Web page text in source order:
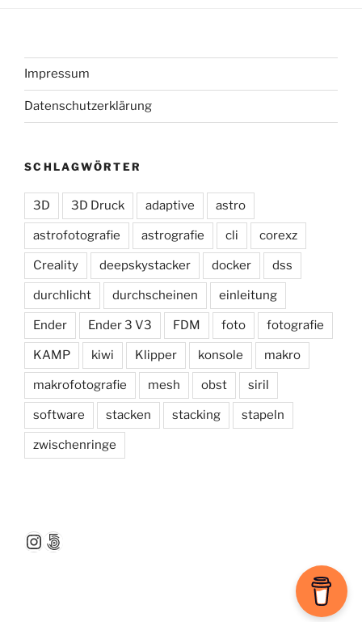
Impressum
Datenschutzerklärung
SCHLAGWÖRTER
3D 3D Druck adaptive astro
astrofotografie astrografie cli corexz
Creality deepskystacker docker dss
durchlicht durchscheinen einleitung
Ender Ender 3 V3 FDM foto fotografie
KAMP kiwi Klipper konsole makro
makrofotografie mesh obst siril
software stacken stacking stapeln
zwischenringe
Instagram
500px